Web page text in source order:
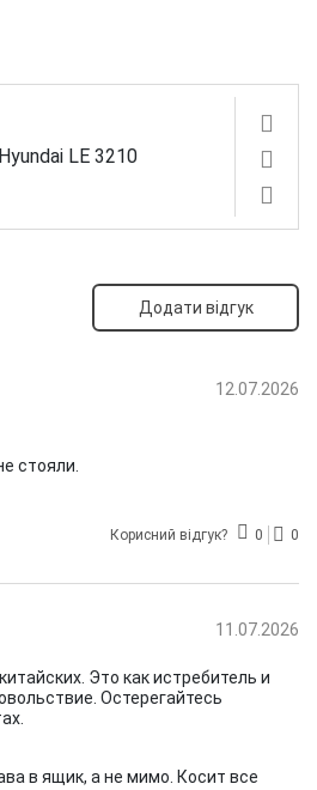
Hyundai LE 3210
Додати відгук
12.07.2026
стояли.
Корисний відгук? 0 0
11.07.2026
Это как истребитель и
Остерегайтесь
в ящик, а не мимо. Косит все